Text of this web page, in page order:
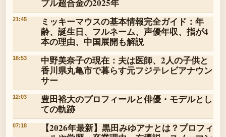
プル超合金の2025年
21:45
ミッキーマウスの基本情報完全ガイド：年
齢、誕生日、フルネーム、声優年収、指が4
本の理由、中国展開も解説
16:53
中野美奈子の現在：夫は医師、2人の子供と
香川県丸亀市で暮らす元フジテレビアナウン
サー
12:03
豊田裕大のプロフィールと俳優・モデルとし
ての軌跡
07:18
【2026年最新】黒田みゆアナとは？プロフィ